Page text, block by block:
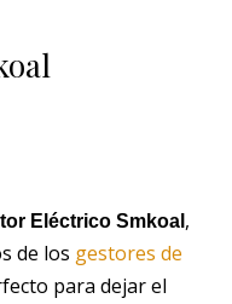
Eléctrico Smkoal ,
de los gestores de
para dejar el